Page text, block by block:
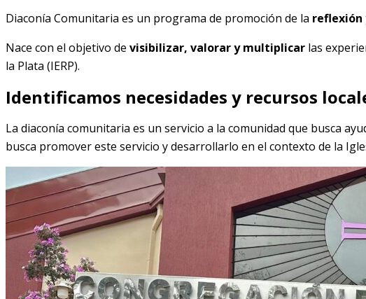
Diaconía Comunitaria es un programa de promoción de la reflexión
Nace con el objetivo de visibilizar, valorar y multiplicar las
la Plata (IERP).
Identificamos necesidades y recursos
La diaconía comunitaria es un servicio a la comunidad que busca
busca promover este servicio y desarrollarlo en el contexto de la